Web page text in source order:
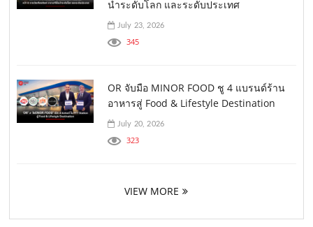
นำระดับโลก และระดับประเทศ
July 23, 2026
345
OR จับมือ MINOR FOOD ชู 4 แบรนด์ร้าน
อาหารสู่ Food & Lifestyle Destination
July 20, 2026
323
VIEW MORE